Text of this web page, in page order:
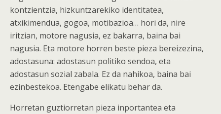
kontzientzia, hizkuntzarekiko identitatea,
atxikimendua, gogoa, motibazioa… hori da, nire
iritzian, motore nagusia, ez bakarra, baina bai
nagusia. Eta motore horren beste pieza bereizezina,
adostasuna: adostasun politiko sendoa, eta
adostasun sozial zabala. Ez da nahikoa, baina bai
ezinbestekoa. Etengabe elikatu behar da.
Horretan guztiorretan pieza inportantea eta